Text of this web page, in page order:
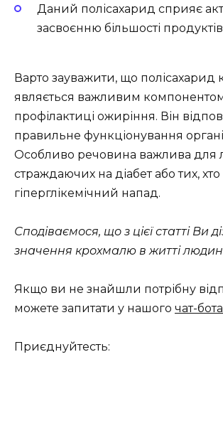
Даний полісахарид сприяє
засвоєнню більшості
Варто зауважити, що полісахарид
являється важливим
профілактиці ожиріння. Він
правильне функціонування
Особливо речовина важлива для
страждаючих на діабет або тих,
гіперглікемічний напад.
Сподіваємося, що з цієї статті Ви
значення крохмалю в житті
Якщо ви не знайшли потрібну
можете запитати у нашого чат-
Приєднуйтесть: